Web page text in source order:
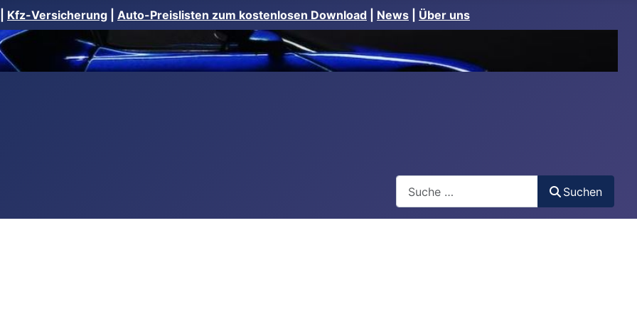
Kfz-Versicherung Auto-Preislisten zum kostenlosen Download News Über uns
Suchen
Suchen